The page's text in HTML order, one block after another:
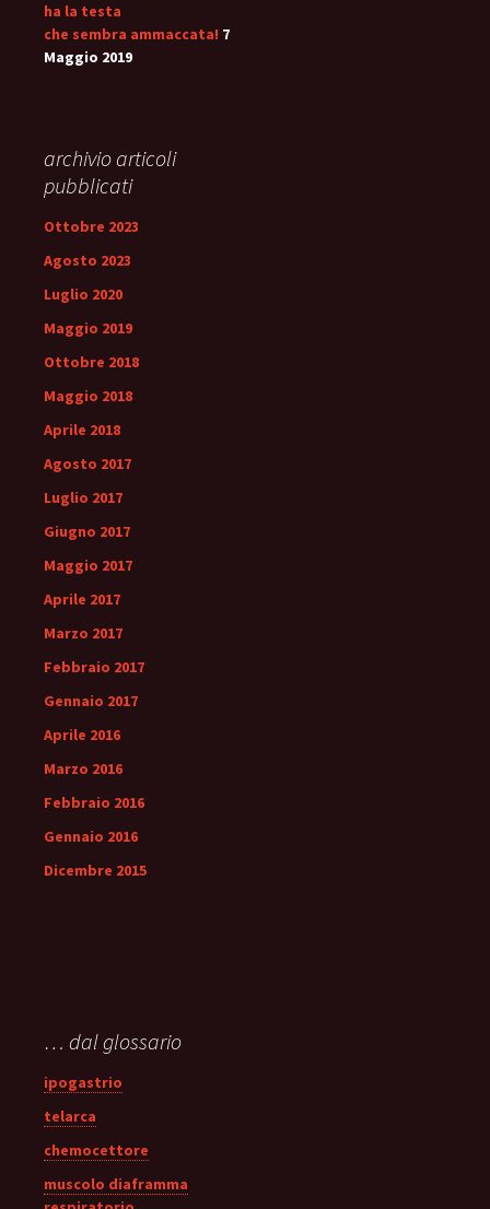
ha la testa
che sembra ammaccata! 7
Maggio 2019
archivio articoli
pubblicati
Ottobre 2023
Agosto 2023
Luglio 2020
Maggio 2019
Ottobre 2018
Maggio 2018
Aprile 2018
Agosto 2017
Luglio 2017
Giugno 2017
Maggio 2017
Aprile 2017
Marzo 2017
Febbraio 2017
Gennaio 2017
Aprile 2016
Marzo 2016
Febbraio 2016
Gennaio 2016
Dicembre 2015
… dal glossario
ipogastrio
telarca
chemocettore
muscolo diaframma